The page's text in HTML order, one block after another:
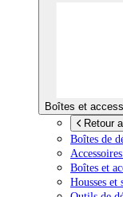
Boîtes et
Retour
Boîtes de
Boîtes et
Housses et